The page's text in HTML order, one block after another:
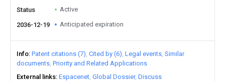
Status Active
2036-12-19 Anticipated expiration
Info Patent citations (7) Cited by (6) Legal events Similar
documents Priority and Related Applications
External links Espacenet Global Dossier Discuss